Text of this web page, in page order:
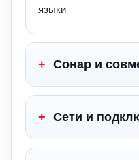
языки
+ Сонар и
+ Сети и